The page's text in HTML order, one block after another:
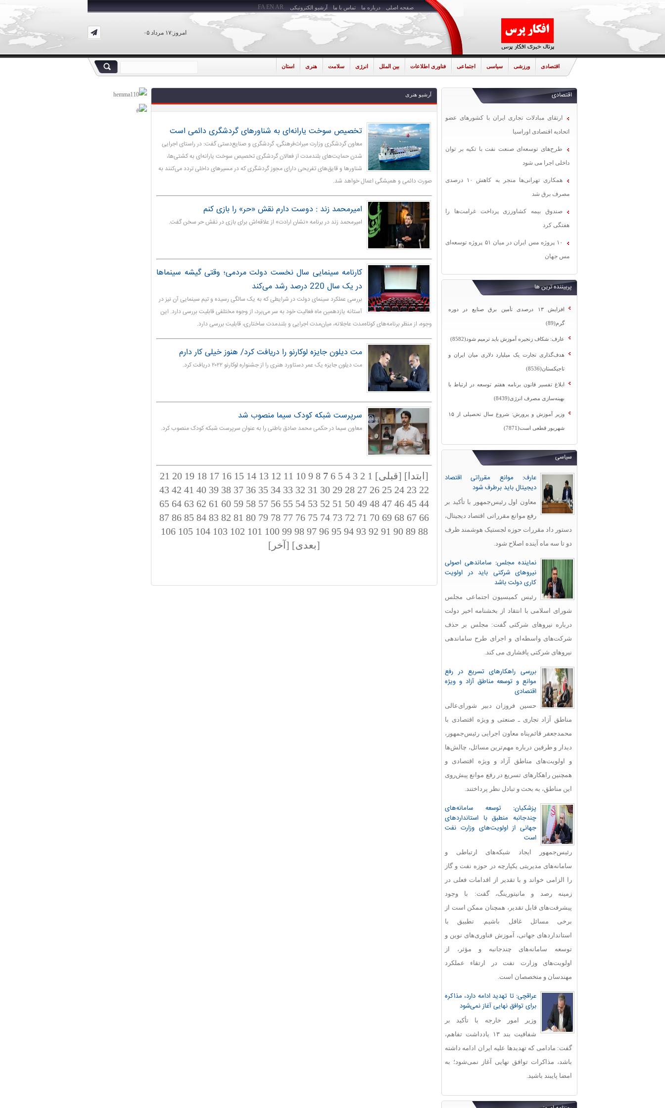
صفحه اصلی درباره ما تماس با ما آرشیو الکترونیکی
امروز:۱۷ مرداد ۰۵
FA EN AR
اقتصادی ورزشی سیاسی اجتماعی فناوری اطلاعات بین الملل انرژی سلامت هنری استان
اقتصادی
ارتقای مبادلات تجاری ایران با کشورهای عضو
اتحادیه اقتصادی اوراسیا
طرح‌های توسعه‌ای صنعت نفت با تکیه بر توان
داخلی اجرا می شود
همکاری تهرانی‌ها منجر به کاهش ۱۰ درصدی
مصرف برق شد
صندوق بیمه کشاورزی پرداخت غرامت‌ها را
هفتگی کرد
۱۰ پروژه مس ایران در میان ۵۱ پروژه توسعه‌ای
مس جهان
پربیننده ترین ها
افزایش ۱۳ درصدی تأمین برق صنایع در دوره
گرم(89)
عارف: شکاف زنجیره آموزش باید ترمیم شود(8582)
هدف‌گذاری تجارت یک میلیارد دلاری میان ایران و
تاجیکستان(8536)
ابلاغ تفسیر قانون برنامه هفتم توسعه در ارتباط با
بهینه‌سازی مصرف انرژی(8439)
وزیر آموزش و پرورش: شروع سال تحصیلی از ۱۵
شهریور قطعی است(7871)
سیاسی
عارف: موانع مقرراتی اقتصاد
دیجیتال باید برطرف شود
معاون اول رئیس‌جمهور با تأکید بر
رفع موانع مقرراتی اقتصاد دیجیتال،
دستور داد مقررات حوزه لجستیک هوشمند ظرف
دو تا سه ماه آینده اصلاح شود.
نماینده مجلس: ساماندهی اصولی
نیروهای شرکتی باید در اولویت
کاری دولت باشد
رئیس کمیسیون اجتماعی مجلس
شورای اسلامی با انتقاد از بخشنامه اخیر دولت
درباره نیروهای شرکتی گفت: مجلس بر حذف
شرکت‌های واسطه‌ای و اجرای طرح ساماندهی
نیروهای شرکتی پافشاری می کند.
بررسی راهکارهای تسریع در رفع
موانع و توسعه مناطق آزاد و ویژه
اقتصادی
حسین فروزان دبیر شورای‌عالی
مناطق آزاد تجاری ـ صنعتی و ویژه اقتصادی با
محمدجعفر قائم‌پناه معاون اجرایی رئیس‌جمهور،
دیدار و طرفین درباره مهم‌ترین مسائل، چالش‌ها
و اولویت‌های مناطق آزاد و ویژه اقتصادی و
همچنین راهکارهای تسریع در رفع موانع پیش‌روی
این مناطق، به بحث و تبادل نظر پرداختند.
پزشکیان: توسعه سامانه‌های
چندجانبه منطبق با استانداردهای
جهانی از اولویت‌های وزارت نفت
است
رئیس‌جمهور ایجاد شبکه‌های ارتباطی و
سامانه‌های مدیریتی یکپارچه در حوزه نفت و گاز
را الزامی خواند و با تقدیر از اقدامات فعلی در
زمینه رصد و مانیتورینگ، گفت: با وجود
پیشرفت‌های قابل‌ تقدیر، همچنان ممکن است از
برخی مسائل غافل باشیم. تطبیق با
استانداردهای جهانی، آموزش فناوری‌های نوین و
توسعه سامانه‌های چندجانبه و مؤثر، از
اولویت‌های وزارت نفت در ارتقاء عملکرد
مهندسان و متخصصان است.
عراقچی: تا تهدید ادامه دارد، مذاکره
برای توافق نهایی آغاز نمی‌شود
وزیر امور خارجه با تأکید بر
شفافیت بند ۱۳ یادداشت تفاهم،
گفت: مادامی که تهدیدها علیه ایران ادامه داشته
باشد، مذاکرات توافق نهایی آغاز نمی‌شود؛ به
امضا پایبند باشید.
آرشیو هنری
تخصیص سوخت یارانه‌ای به شناورهای گردشگری دائمی است
معاون گردشگری وزارت میراث‌فرهنگی، گردشگری و صنایع‌دستی گفت: در راستای اجرایی
شدن حمایت‌های بلندمدت از فعالان گردشگری تخصیص سوخت یارانه‌ای به کشتی‌ها،
شناورها و قایق‌های تفریحی دارای مجوز گردشگری که در مسیرهای داخلی تردد می‌کنند به
صورت دائمی و همیشگی اعمال خواهد شد.
امیرمحمد زند : دوست دارم نقش «حر» را بازی کنم
امیرمحمد زند در برنامه «نشان ارادت» از علاقه‌اش برای بازی در نقش حر سخن گفت.
کارنامه سینمایی سال نخست دولت مردمی؛ وقتی گیشه سینماها
در یک سال 220 درصد رشد می‌کند
بررسی عملکرد سینمای دولت در شرایطی که به یک سالگی رسیده و تیم سینمایی آن نیز در
آستانه یازدهمین ماه فعالیت خود به سر می‌برد، از وجوه مختلفی قابلیت بررسی دارد. این
وجوه، از منظر برنامه‌های کوتاه‌مدت عاجلانه، میان‌مدت اجرایی و بلندمدت ساختاری، قابلیت بررسی دارد.
مت دیلون جایزه لوکارنو را دریافت کرد/ هنوز خیلی کار دارم
مت دیلون جایزه یک عمر دستاورد هنری را از جشنواره لوکارنو ۲۰۲۲ دریافت کرد.
سرپرست شبکه کودک سیما منصوب شد
معاون سیما در حکمی محمد صادق باطنی را به عنوان سرپرست شبکه کودک منصوب کرد.
[ابتدا] [قبلی] 1
2
3
4
5
6
8
9
10
11
12
13
14
15
16
17
18
19
20
21
22
23
24
25
26
27
28
29
30
31
32
33
34
35
36
37
38
39
40
41
42
43
44
45
46
47
48
49
50
51
52
53
54
55
56
57
58
59
60
61
62
63
64
65
66
67
68
69
70
71
72
73
74
75
76
77
78
79
80
81
82
83
84
85
86
87
88
89
90
91
92
93
94
95
96
97
98
99
100
101
102
103
104
105
106
[بعدی] [آخر]